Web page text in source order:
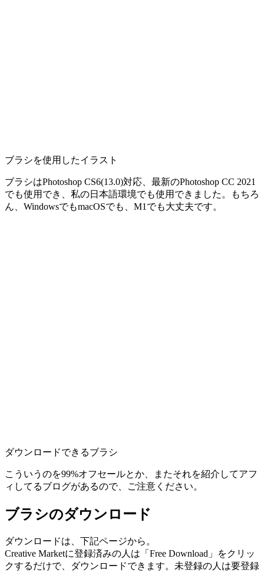
ブラシを使用したイラスト
ブラシはPhotoshop CS6(13.0)対応、最新のPhotoshop CC 2021
でも使用でき、私の日本語環境でも使用できました。もちろ
ん、WindowsでもmacOSでも、M1でも大丈夫です。
ダウンロードできるブラシ
こういうのを99%オフセールとか、またそれを紹介してアフ
ィしてるブログがあるので、ご注意ください。
ブラシのダウンロード
ダウンロードは、下記ページから。
Creative Marketに登録済みの人は「Free Download」をクリッ
クするだけで、ダウンロードできます。未登録の人は要登録